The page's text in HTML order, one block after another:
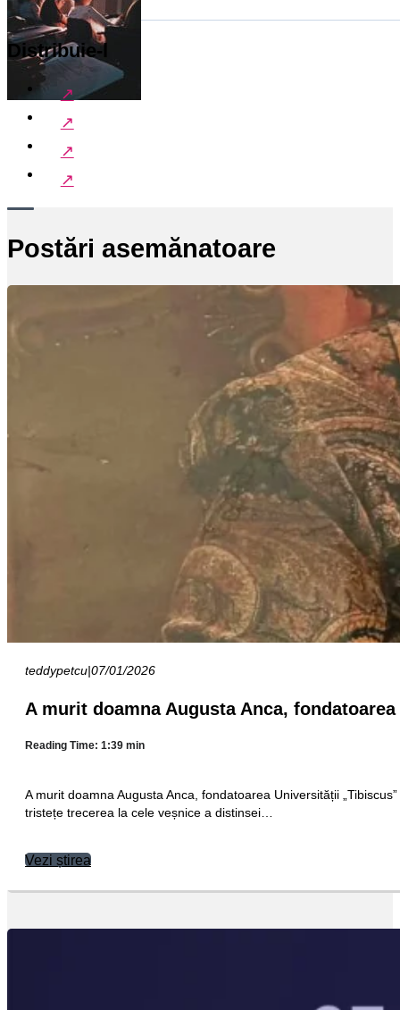
Distribuie-l
Postări asemănatoare
teddypetcu|07/01/2026
A murit doamna Augusta Anca,
Reading Time: 1:39 min
A murit doamna Augusta Anca, fondatoarea Universității
tristețe trecerea la cele veșnice a distinsei…
Vezi știrea